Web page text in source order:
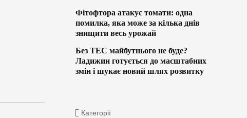
Фітофтора атакує томати: одна
помилка, яка може за кілька днів
знищити весь урожай
Без ТЕС майбутнього не буде?
Ладижин готується до масштабних
змін і шукає новий шлях розвитку
Категорії